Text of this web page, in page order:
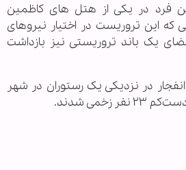
فرد در یکی از هتل های کاظمین
که این تروریست در اختیار نیروهای
یک باند تروریستی نیز بازداشت
در نزدیکی یک رستوران در شهر
شدند.